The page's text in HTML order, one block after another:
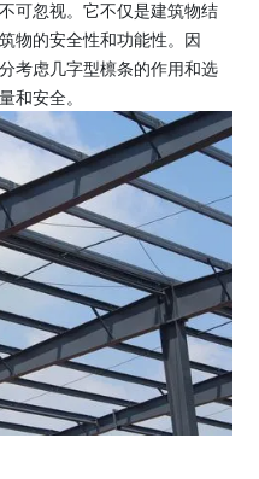
可忽视。它不仅是建筑物结
物的安全性和功能性。因
考虑几字型檩条的作用和选
和安全。